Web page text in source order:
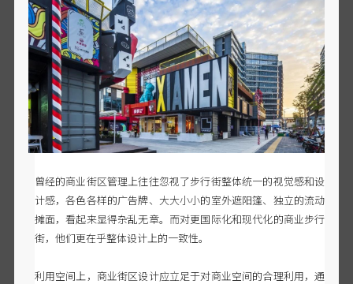
曾经的商业街区管理上往往忽视了步行街整体统一的视觉感和设
计感，各色各样的广告牌、大大小小的室外遮阳篷、独立的流动
摊面，看起来显得杂乱无章。而对更国际化和现代化的商业步行
街，他们更在乎整体设计上的一致性。
利用空间上，商业街区设计应立足于对商业空间的合理利用，通